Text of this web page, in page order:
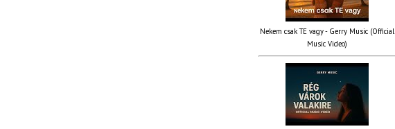
Nekem csak TE vagy - Gerry Music (Official
Music Video)